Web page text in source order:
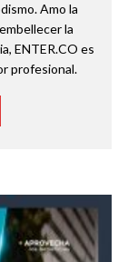
Amo la
la
ENTER.CO es
profesional.